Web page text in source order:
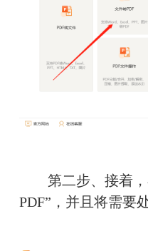
第二步、接着，
PDF”，并且将需要